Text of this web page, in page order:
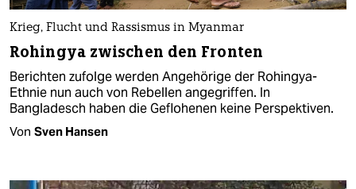
Krieg, Flucht und Rassismus in Myanmar
Rohingya zwischen den Fronten
Berichten zufolge werden Angehörige der Rohingya-
Ethnie nun auch von Rebellen angegriffen. In
Bangladesch haben die Geflohenen keine Perspektiven.
Von Sven Hansen